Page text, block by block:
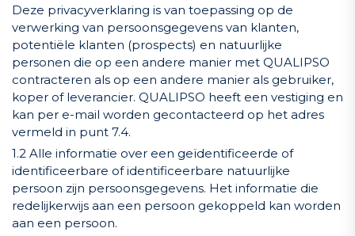
Deze privacyverklaring is van toepassing op de
verwerking van persoonsgegevens van klanten,
potentiële klanten (prospects) en natuurlijke
personen die op een andere manier met QUALIPSO
contracteren als op een andere manier als gebruiker,
koper of leverancier. QUALIPSO heeft een vestiging en
kan per e-mail worden gecontacteerd op het adres
vermeld in punt 7.4.
1.2 Alle informatie over een geïdentificeerde of
identificeerbare of identificeerbare natuurlijke
persoon zijn persoonsgegevens. Het informatie die
redelijkerwijs aan een persoon gekoppeld kan worden
aan een persoon.